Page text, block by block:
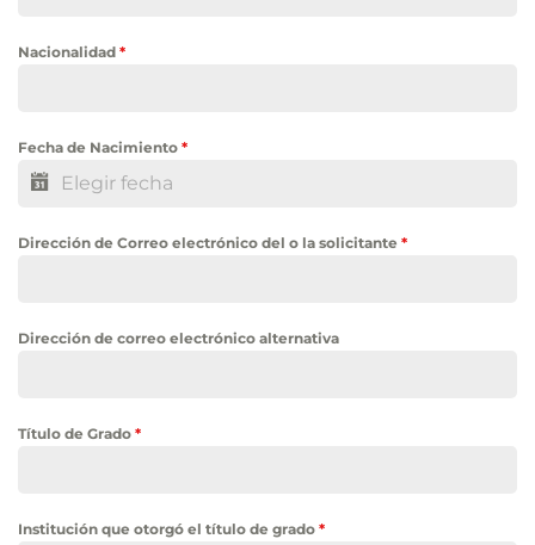
Nacionalidad *
Fecha de Nacimiento *
Dirección de Correo electrónico del o la solicitante *
Dirección de correo electrónico alternativa
Título de Grado *
Institución que otorgó el título de grado *